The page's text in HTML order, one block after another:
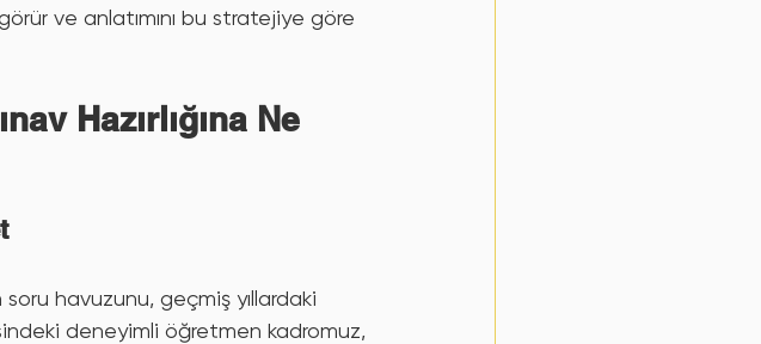
ve anlatımını bu stratejiye göre
Hazırlığına Ne
havuzunu, geçmiş yıllardaki
deneyimli öğretmen kadromuz,